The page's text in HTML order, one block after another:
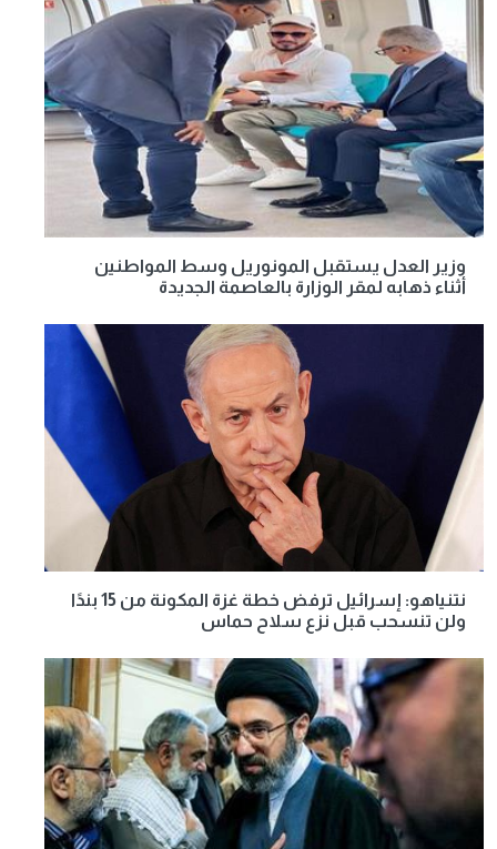
وزير العدل يستقبل المونوريل وسط المواطنين
أثناء ذهابه لمقر الوزارة بالعاصمة الجديدة
نتنياهو: إسرائيل ترفض خطة غزة المكونة من 15 بندًا
ولن تنسحب قبل نزع سلاح حماس